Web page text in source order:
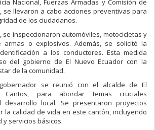
Nacional, Fuerzas Armadas y Comisión de
se llevaron a cabo acciones preventivas para
de los ciudadanos.
inspeccionaron automóviles, motocicletas y
o explosivos. Además, se solicitó la
a los conductores. Esta medida
del gobierno de El Nuevo Ecuador con la
de la comunidad.
se reunió con el alcalde de El
Cantos, para abordar temas cruciales
desarrollo local. Se presentaron proyectos
la calidad de vida en este cantón, incluyendo
y servicios básicos.